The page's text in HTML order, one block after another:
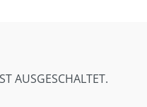
AUSGESCHALTET.